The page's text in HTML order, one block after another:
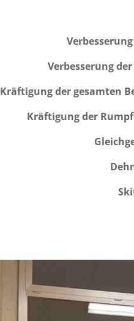
Verbesserung
Kräftigung der gesamten
Kräftigung der